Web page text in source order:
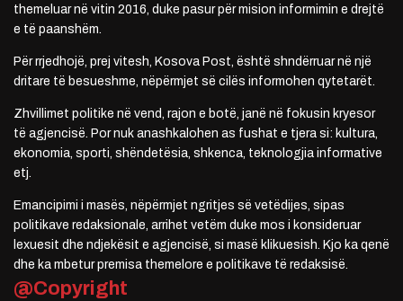
themeluar në vitin 2016, duke pasur për mision informimin e drejtë
e të paanshëm.
Për rrjedhojë, prej vitesh, Kosova Post, është shndërruar në një
dritare të besueshme, nëpërmjet së cilës informohen qytetarët.
Zhvillimet politike në vend, rajon e botë, janë në fokusin kryesor
të agjencisë. Por nuk anashkalohen as fushat e tjera si: kultura,
ekonomia, sporti, shëndetësia, shkenca, teknologjia informative
etj.
Emancipimi i masës, nëpërmjet ngritjes së vetëdijes, sipas
politikave redaksionale, arrihet vetëm duke mos i konsideruar
lexuesit dhe ndjekësit e agjencisë, si masë klikuesish. Kjo ka qenë
dhe ka mbetur premisa themelore e politikave të redaksisë.
@Copyright